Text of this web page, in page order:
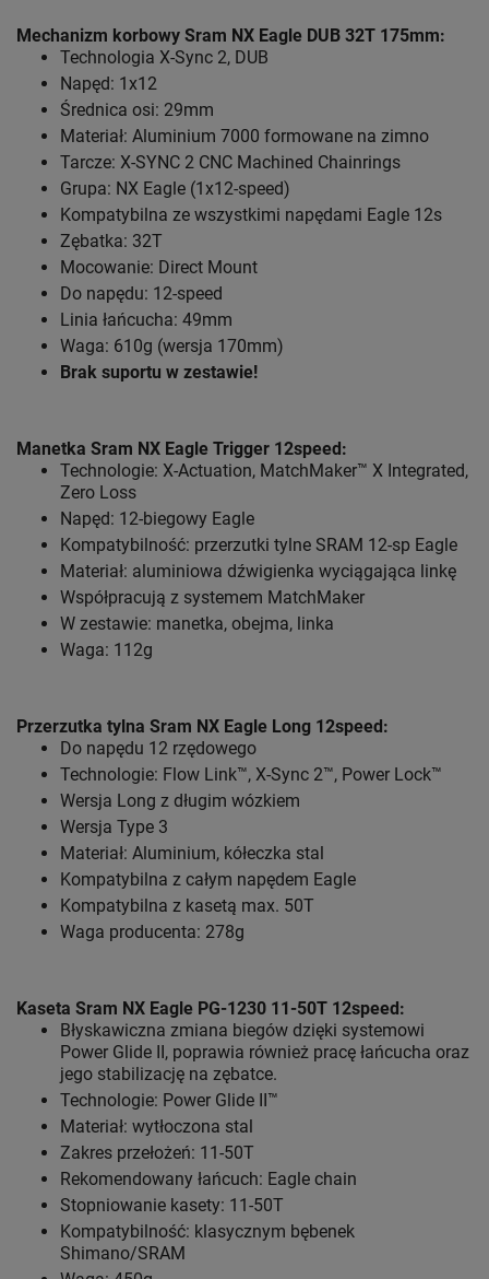
Mechanizm korbowy Sram NX Eagle DUB 32T 175mm:
Technologia X-Sync 2, DUB
Napęd: 1x12
Średnica osi: 29mm
Materiał: Aluminium 7000 formowane na zimno
Tarcze: X-SYNC 2 CNC Machined Chainrings
Grupa: NX Eagle (1x12-speed)
Kompatybilna ze wszystkimi napędami Eagle 12s
Zębatka: 32T
Mocowanie: Direct Mount
Do napędu: 12-speed
Linia łańcucha: 49mm
Waga: 610g (wersja 170mm)
Brak suportu w zestawie!
Manetka Sram NX Eagle Trigger 12speed:
Technologie: X-Actuation, MatchMaker™ X Integrated,
Zero Loss
Napęd: 12-biegowy Eagle
Kompatybilność: przerzutki tylne SRAM 12-sp Eagle
Materiał: aluminiowa dźwigienka wyciągająca linkę
Współpracują z systemem MatchMaker
W zestawie: manetka, obejma, linka
Waga: 112g
Przerzutka tylna Sram NX Eagle Long 12speed:
Do napędu 12 rzędowego
Technologie: Flow Link™, X-Sync 2™, Power Lock™
Wersja Long z długim wózkiem
Wersja Type 3
Materiał: Aluminium, kółeczka stal
Kompatybilna z całym napędem Eagle
Kompatybilna z kasetą max. 50T
Waga producenta: 278g
Kaseta Sram NX Eagle PG-1230 11-50T 12speed:
Błyskawiczna zmiana biegów dzięki systemowi
Power Glide II, poprawia również pracę łańcucha oraz
jego stabilizację na zębatce.
Technologie: Power Glide II™
Materiał: wytłoczona stal
Zakres przełożeń: 11-50T
Rekomendowany łańcuch: Eagle chain
Stopniowanie kasety: 11-50T
Kompatybilność: klasycznym bębenek
Shimano/SRAM